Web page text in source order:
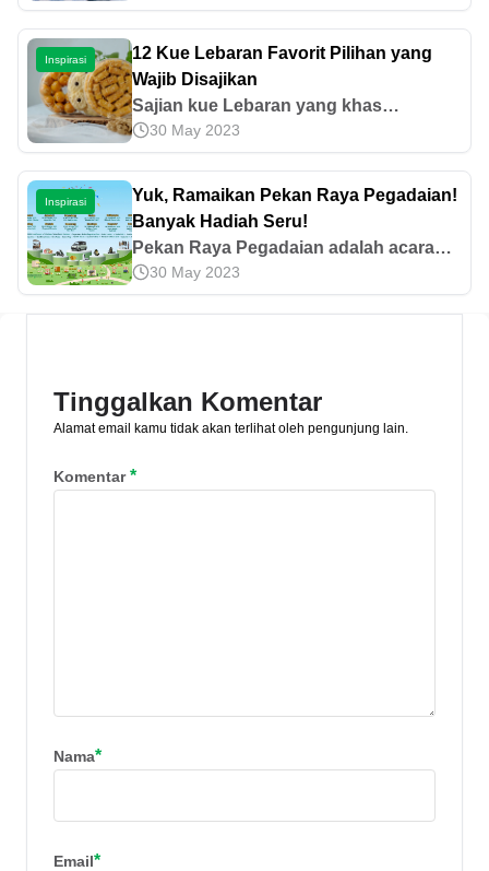
halaman, berikut 5 tips persiapan mudik
yang perlu kamu perhatikan
Inspirasi
12 Kue Lebaran Favorit Pilihan yang
Wajib Disajikan
Sajian kue Lebaran yang khas
merupakan salah satu hal menarik
untuk dinantikan setiap tahun. Apa saja
kue yang menjadi favorit semua orang?
Simak di sini!
30 May 2023
Inspirasi
Yuk, Ramaikan Pekan Raya Pegadaian!
Banyak Hadiah Seru!
Pekan Raya Pegadaian adalah acara
hiburan berupa pesta rakyat yang
menyajikan berbagai lomba dan
30 May 2023
Tinggalkan Komentar
Alamat email kamu tidak akan terlihat oleh pengunjung lain.
Komentar*
Nama*
Email*